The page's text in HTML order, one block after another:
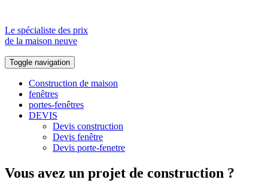
Le spécialiste des prix
de la maison neuve
Toggle navigation
Construction de maison
fenêtres
portes-fenêtres
DEVIS
Devis construction
Devis fenêtre
Devis porte-fenetre
Vous avez un projet de construction ?